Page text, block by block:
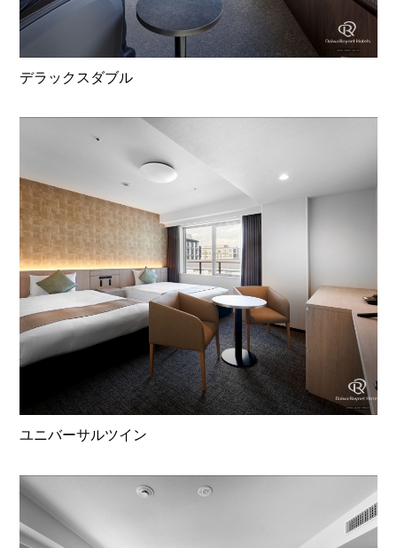
デラックスダブル
ユニバーサルツイン